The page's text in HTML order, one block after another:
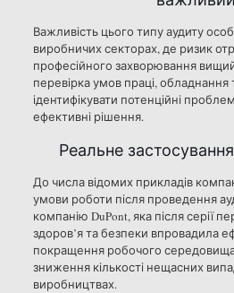
Важливість цього типу аудиту
виробничих секторах, де ризик
професійного захворювання
перевірка умов праці,
ідентифікувати потенційні
ефективні рішення.
Реальне
До числа відомих прикладів
умови роботи після проведення
компанію DuPont, яка після серії
здоров’я та безпеки впровадила
покращення робочого
зниження кількості нещасних
виробництвах.